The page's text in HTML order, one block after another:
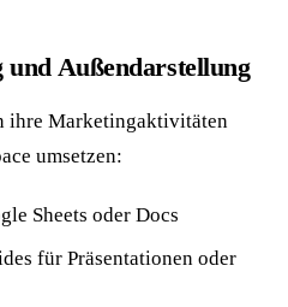
Außendarstellung
ihre Marketingaktivitäten
umsetzen:
Sheets oder Docs
für Präsentationen oder